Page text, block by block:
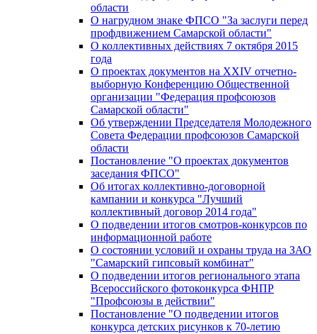
области
О нагрудном знаке ФПСО "За заслуги перед
профдвижением Самарской области"
О коллективных действиях 7 октября 2015
года
О проектах документов на XXIV отчетно-
выборную Конференцию Общественной
организации "Федерация профсоюзов
Самарской области"
Об утверждении Председателя Молодежного
Совета Федерации профсоюзов Самарской
области
Постановление "О проектах документов
заседания ФПСО"
Об итогах коллективно-договорной
кампании и конкурса "Лучший
коллективный договор 2014 года"
О подведении итогов смотров-конкурсов по
информационной работе
О состоянии условий и охраны труда на ЗАО
"Самарский гипсовый комбинат"
О подведении итогов регионального этапа
Всероссийского фотоконкурса ФНПР
"Профсоюзы в действии"
Постановление "О подведении итогов
конкурса детских рисунков к 70-летию